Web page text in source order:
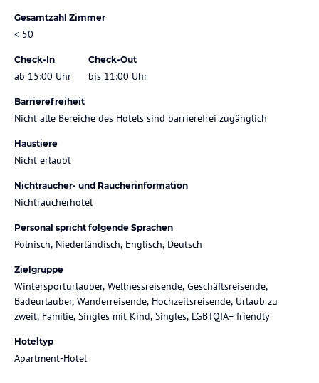
Gesamtzahl Zimmer
< 50
Check-In
ab 15:00 Uhr
Check-Out
bis 11:00 Uhr
Barrierefreiheit
Nicht alle Bereiche des Hotels sind barrierefrei zugänglich
Haustiere
Nicht erlaubt
Nichtraucher- und Raucherinformation
Nichtraucherhotel
Personal spricht folgende Sprachen
Polnisch, Niederländisch, Englisch, Deutsch
Zielgruppe
Wintersporturlauber, Wellnessreisende, Geschäftsreisende,
Badeurlauber, Wanderreisende, Hochzeitsreisende, Urlaub zu
zweit, Familie, Singles mit Kind, Singles, LGBTQIA+ friendly
Hoteltyp
Apartment-Hotel